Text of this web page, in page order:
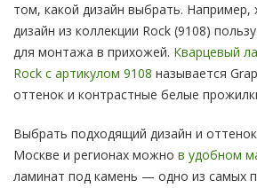
том, какой дизайн выбрать.
дизайн из коллекции Rock (9108)
для монтажа в прихожей. Кварцевый
Rock с артикулом 9108 называется
оттенок и контрастные белые
Выбрать подходящий дизайн и
Москве и регионах можно в удобном
ламинат под камень — одно из самых